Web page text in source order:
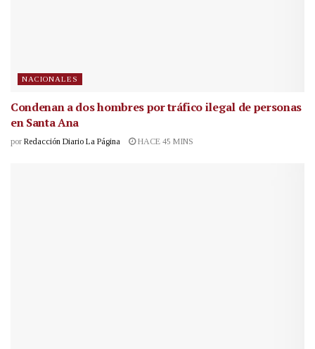
NACIONALES
Condenan a dos hombres por tráfico ilegal de personas
en Santa Ana
por Redacción Diario La Página HACE 45 MINS